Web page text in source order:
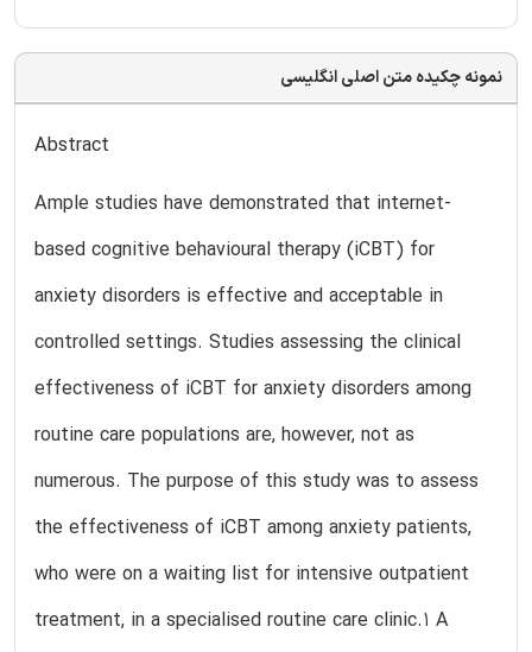
نمونه چکیده متن اصلی انگلیسی
Abstract
Ample studies have demonstrated that internet-
based cognitive behavioural therapy (iCBT) for
anxiety disorders is effective and acceptable in
controlled settings. Studies assessing the clinical
effectiveness of iCBT for anxiety disorders among
routine care populations are, however, not as
numerous. The purpose of this study was to assess
the effectiveness of iCBT among anxiety patients,
who were on a waiting list for intensive outpatient
treatment, in a specialised routine care clinic.1 A